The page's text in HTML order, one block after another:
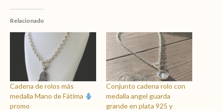
Relacionado
Cadena de rolos más
medalla Mano de Fátima
promo
Conjunto cadena rolo con
medalla angel guarda
grande en plata 925 y